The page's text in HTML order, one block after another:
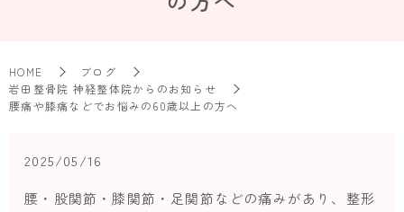
HOME
ブログ
岩田整骨院 神経整体院からのお知らせ
腰痛や膝痛などでお悩みの60歳以上の方へ
2025/05/16
腰・股関節・膝関節・足関節などの痛みがあり、整形